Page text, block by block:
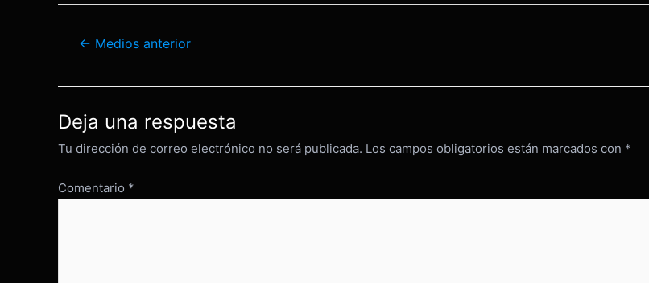
Navegación
← Medios anterior
Deja una respuesta
Tu dirección de correo electrónico no será publicada. Los campos obligatorios están marcados con *
Comentario *